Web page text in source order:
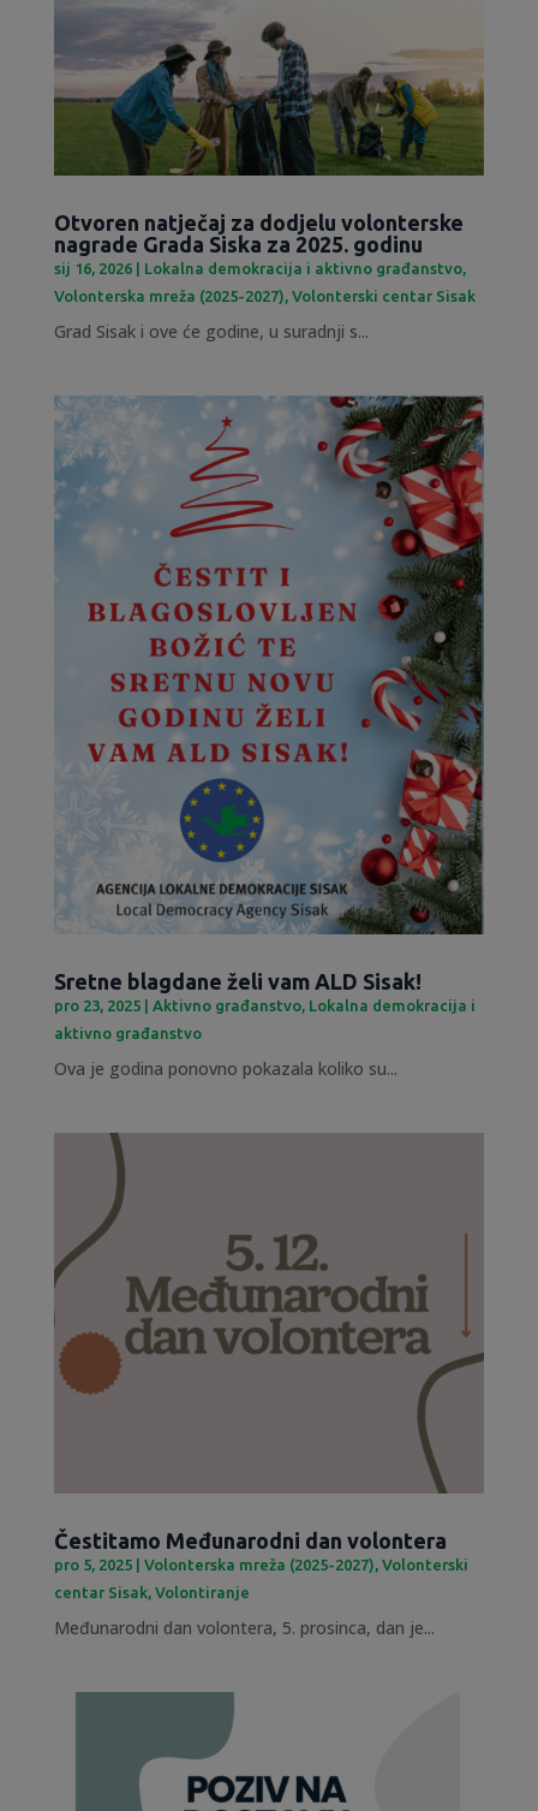
Otvoren natječaj za dodjelu volonterske
nagrade Grada Siska za 2025. godinu
sij 16, 2026| Lokalna demokracija i aktivno građanstvo,
Volonterska mreža (2025-2027), Volonterski centar Sisak
Grad Sisak i ove će godine, u suradnji s...
Sretne blagdane želi vam ALD Sisak!
pro 23, 2025| Aktivno građanstvo, Lokalna demokracija i
aktivno građanstvo
Ova je godina ponovno pokazala koliko su...
Čestitamo Međunarodni dan volontera
pro 5, 2025| Volonterska mreža (2025-2027), Volonterski
centar Sisak, Volontiranje
Međunarodni dan volontera, 5. prosinca, dan je...